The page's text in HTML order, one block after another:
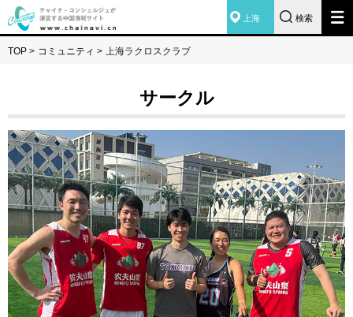
上海 検索
TOP > コミュニティ > 上海ラクロスクラブ
サークル